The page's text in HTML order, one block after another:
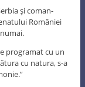
şi coman-
României
programat cu un
cu natura, s-a